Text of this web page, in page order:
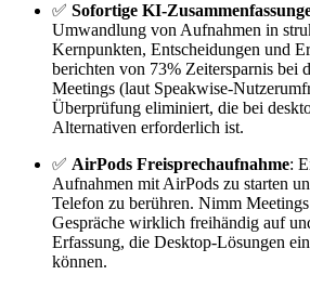
✅ Sofortige KI-
Umwandlung von Aufnahmen in
Kernpunkten, Entscheidungen und
berichten von 73% Zeitersparnis bei
Meetings (laut Speakwise-
Überprüfung eliminiert, die bei
Alternativen erforderlich ist.
✅ AirPods Freisprechaufnahme:
Aufnahmen mit AirPods zu starten
Telefon zu berühren. Nimm
Gespräche wirklich freihändig auf
Erfassung, die Desktop-Lösungen
können.